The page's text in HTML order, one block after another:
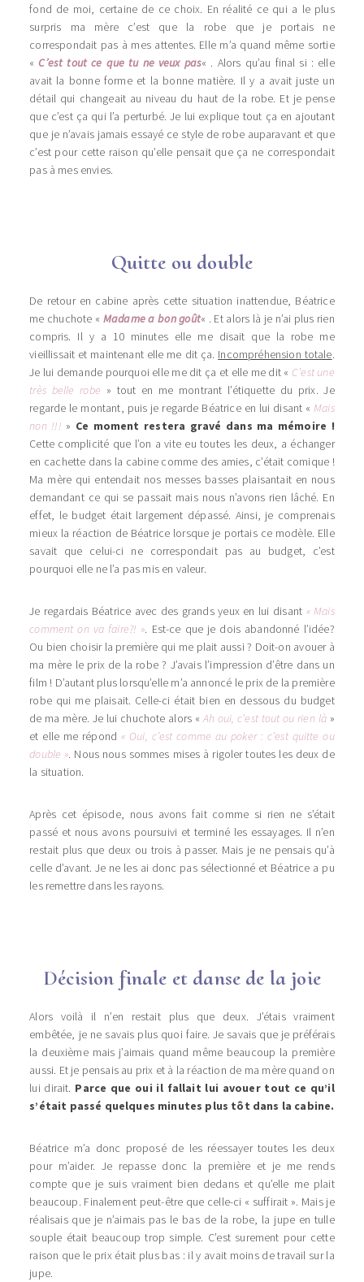
fond de moi, certaine de ce choix. En réalité ce qui a le plus
surpris ma mère c’est que la robe que je portais ne
correspondait pas à mes attentes. Elle m’a quand même sortie
« C’est tout ce que tu ne veux pas« . Alors qu’au final si : elle
avait la bonne forme et la bonne matière. Il y a avait juste un
détail qui changeait au niveau du haut de la robe. Et je pense
que c’est ça qui l’a perturbé. Je lui explique tout ça en ajoutant
que je n’avais jamais essayé ce style de robe auparavant et que
c’est pour cette raison qu’elle pensait que ça ne correspondait
pas à mes envies.
Quitte ou double
De retour en cabine après cette situation inattendue, Béatrice
me chuchote « Madame a bon goût« . Et alors là je n’ai plus rien
compris. Il y a 10 minutes elle me disait que la robe me
vieillissait et maintenant elle me dit ça. Incompréhension totale.
Je lui demande pourquoi elle me dit ça et elle me dit « C’est une
très belle robe » tout en me montrant l’étiquette du prix. Je
regarde le montant, puis je regarde Béatrice en lui disant «Mais
non !!! » Ce moment restera gravé dans ma mémoire !
Cette complicité que l’on a vite eu toutes les deux, a échanger
en cachette dans la cabine comme des amies, c’était comique !
Ma mère qui entendait nos messes basses plaisantait en nous
demandant ce qui se passait mais nous n’avons rien lâché. En
effet, le budget était largement dépassé. Ainsi, je comprenais
mieux la réaction de Béatrice lorsque je portais ce modèle. Elle
savait que celui-ci ne correspondait pas au budget, c’est
pourquoi elle ne l’a pas mis en valeur.
Je regardais Béatrice avec des grands yeux en lui disant « Mais
comment on va faire?! ». Est-ce que je dois abandonné l’idée?
Ou bien choisir la première qui me plait aussi ? Doit-on avouer à
ma mère le prix de la robe ? J’avais l’impression d’être dans un
film ! D’autant plus lorsqu’elle m’a annoncé le prix de la première
robe qui me plaisait. Celle-ci était bien en dessous du budget
de ma mère. Je lui chuchote alors «Ah oui, c’est tout ou rien là»
et elle me répond« Oui, c’est comme au poker : c’est quitte ou
double ». Nous nous sommes mises à rigoler toutes les deux de
la situation.
Après cet épisode, nous avons fait comme si rien ne s’était
passé et nous avons poursuivi et terminé les essayages. Il n’en
restait plus que deux ou trois à passer. Mais je ne pensais qu’à
celle d’avant. Je ne les ai donc pas sélectionné et Béatrice a pu
les remettre dans les rayons.
Décision finale et danse de la joie
Alors voilà il n’en restait plus que deux. J’étais vraiment
embêtée, je ne savais plus quoi faire. Je savais que je préférais
la deuxième mais j’aimais quand même beaucoup la première
aussi. Et je pensais au prix et à la réaction de ma mère quand on
lui dirait. Parce que oui il fallait lui avouer tout ce qu’il
s’était passé quelques minutes plus tôt dans la cabine.
Béatrice m’a donc proposé de les réessayer toutes les deux
pour m’aider. Je repasse donc la première et je me rends
compte que je suis vraiment bien dedans et qu’elle me plait
beaucoup. Finalement peut-être que celle-ci « suffirait ». Mais je
réalisais que je n’aimais pas le bas de la robe, la jupe en tulle
souple était beaucoup trop simple. C’est surement pour cette
raison que le prix était plus bas : il y avait moins de travail sur la
jupe.